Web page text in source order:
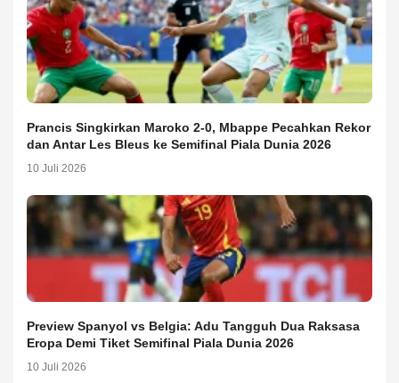
Prancis Singkirkan Maroko 2-0, Mbappe Pecahkan Rekor
dan Antar Les Bleus ke Semifinal Piala Dunia 2026
10 Juli 2026
Preview Spanyol vs Belgia: Adu Tangguh Dua Raksasa
Eropa Demi Tiket Semifinal Piala Dunia 2026
10 Juli 2026